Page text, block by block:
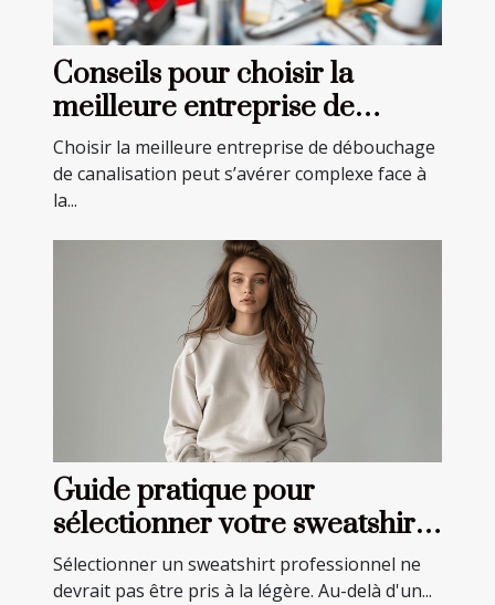
Conseils pour choisir la
meilleure entreprise de
débouchage de canalisation
Choisir la meilleure entreprise de débouchage
de canalisation peut s’avérer complexe face à
la...
Guide pratique pour
sélectionner votre sweatshirt
professionnel idéal
Sélectionner un sweatshirt professionnel ne
devrait pas être pris à la légère. Au-delà d'un...